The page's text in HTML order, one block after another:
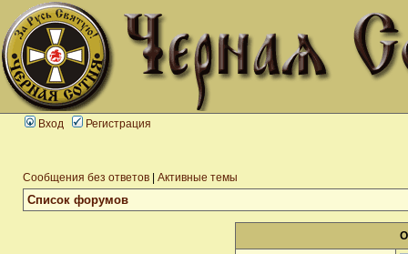
Вход Регистрация
Сообщения без ответов Активные темы
Список форумов